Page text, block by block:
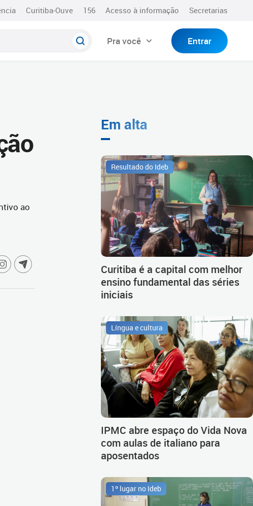
Curitiba-Ouve 156 Acesso à informação Secretarias
Pra você Entrar
ao
Em alta
Resultado do Ideb
Curitiba é a capital com melhor
ensino fundamental das séries
iniciais
Língua e cultura
IPMC abre espaço do Vida Nova
com aulas de italiano para
aposentados
1º lugar no Ideb